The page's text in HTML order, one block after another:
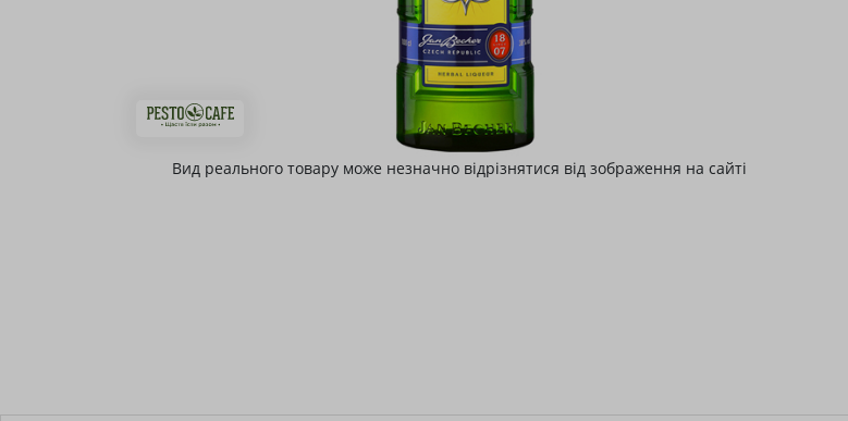
Вид реального товару може незначно відрізнятися від зображення на сайті